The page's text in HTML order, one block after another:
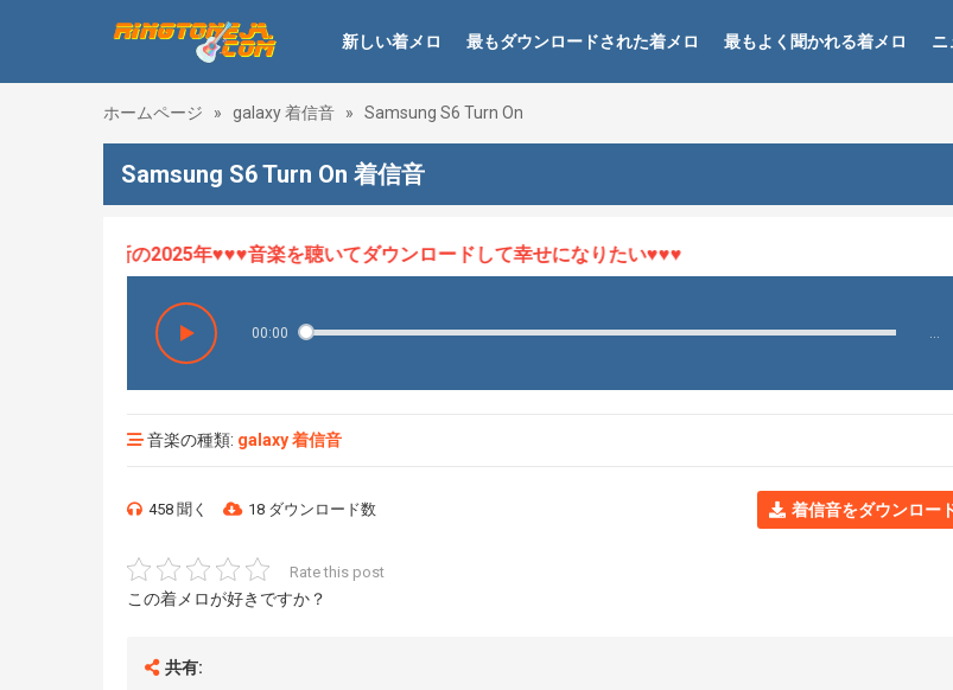
新しい着メロ 最もダウンロードされた着メロ 最もよく聞かれる着メロ ニ
ホームページ » galaxy 着信音 » Samsung S6 Turn On
Samsung S6 Turn On 着信音
、最新の2025年♥♥♥音楽を聴いてダウンロードして幸せになりたい♥♥♥
00:00
音楽の種類: galaxy 着信音
458 聞く 18 ダウンロード数 着信音をダウンロー
Rate this post
この着メロが好きですか？
共有: